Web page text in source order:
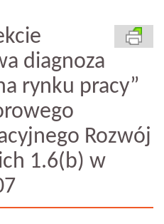
diagnoza
rynku pracy”
Rozwój
1.6(b) w